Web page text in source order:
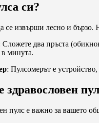
си?
се извърши лесно и бързо.
Сложете два пръста
в минута.
: Пулсомерът е
пулс е важно за вашето